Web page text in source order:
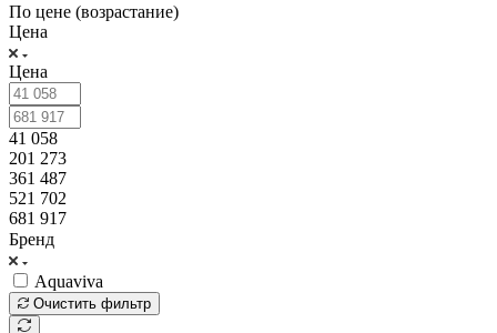
По цене (возрастание)
Цена
Цена
41 058
201 273
361 487
521 702
681 917
Бренд
Aquaviva
Очистить фильтр